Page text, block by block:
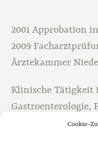
Cookie-
2001 Approbation
2009
Ärztekammer
Klinische Tätigkeit
Gastroenterologie,
und